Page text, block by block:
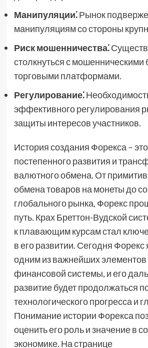
Манипуляции⁚Рынок
манипуляциям со стороны
Риск мошенничества⁚
столкнуться с мошенническими
торговыми платформами.
Регулирование⁚
эффективного регулирования
защиты интересов участников.
История создания Форекса –
постепенного развития и
валютного обмена. От
обмена товаров на монеты до
глобального рынка, Форекс
путь. Крах Бреттон-Вудской
к плавающим курсам стал
в его развитии. Сегодня Форекс
одним из важнейших
финансовой системы, и его
развитие будет продолжаться
технологического прогресса и
Понимание истории Форекса
оценить его роль и значение в
экономике. На странице